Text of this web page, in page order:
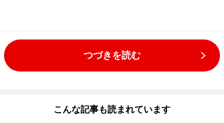
つづきを読む
こんな記事も読まれています